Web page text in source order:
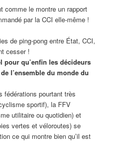
comme le montre un rapport
par la CCI elle-même !
de ping-pong entre État, CCI,
cesser !
pour qu’enfin les décideurs
l’ensemble du monde du
fédérations pourtant très
sportif), la FFV
utilitaire ou quotidien) et
vertes et véloroutes) se
ce qui montre bien qu’il est